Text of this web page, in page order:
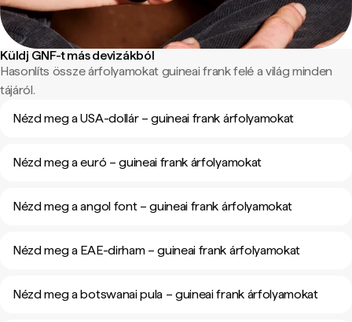
Küldj GNF-t más devizákból
Hasonlíts össze árfolyamokat guineai frank felé a világ minden
tájáról.
Nézd meg a USA-dollár – guineai frank árfolyamokat
Nézd meg a euró – guineai frank árfolyamokat
Nézd meg a angol font – guineai frank árfolyamokat
Nézd meg a EAE-dirham – guineai frank árfolyamokat
Nézd meg a botswanai pula – guineai frank árfolyamokat